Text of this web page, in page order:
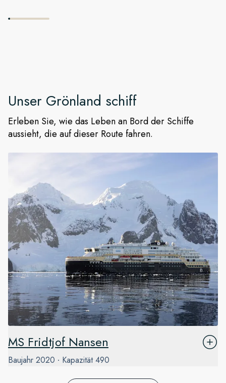
Unser Grönland schiff
Erleben Sie, wie das Leben an Bord der Schiffe
aussieht, die auf dieser Route fahren.
MS Fridtjof Nansen
Baujahr 2020 Kapazität 490